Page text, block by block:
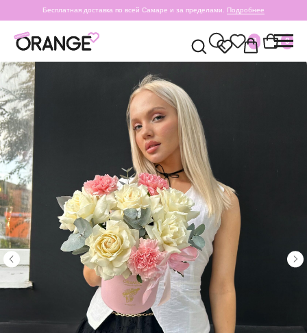
0 0
Бесплатная доставка по всей Самаре и за пределами. Подробнее